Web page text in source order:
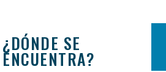
¿DÓNDE SE
ENCUENTRA?